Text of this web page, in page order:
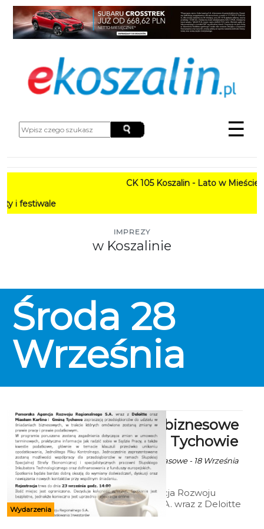
☰
CK 105 Koszalin - Lato w Mieście HARMONOGRAM
IMPREZY
w Koszalinie
Środa 28
Września
Wydarzenia
Śniadania biznesowe
w Karlinie i Tychowie
ekoszalin za mat.prasowe - 18 Września
2016 godz. 6:00
Pomorska Agencja Rozwoju
Regionalnego S.A. wraz z Deloitte
oraz Miastem Karlino i Gminą